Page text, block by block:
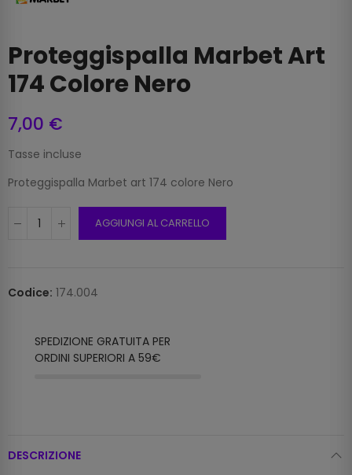
Proteggispalla Marbet Art
174 Colore Nero
7,00 €
Tasse incluse
Proteggispalla Marbet art 174 colore Nero
AGGIUNGI AL CARRELLO
Codice: 174.004
SPEDIZIONE GRATUITA PER
ORDINI SUPERIORI A 59€
DESCRIZIONE